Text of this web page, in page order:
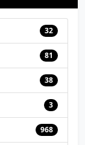
32
81
38
3
968